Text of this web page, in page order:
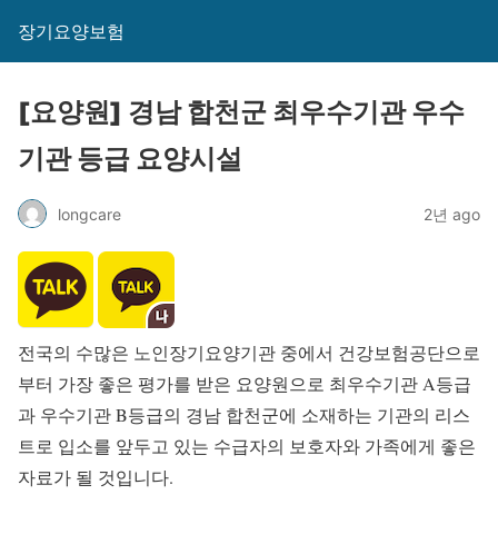
장기요양보험
[요양원] 경남 합천군 최우수기관 우수
기관 등급 요양시설
longcare 2년 ago
전국의 수많은 노인장기요양기관 중에서 건강보험공단으로
부터 가장 좋은 평가를 받은 요양원으로 최우수기관 A등급
과 우수기관 B등급의 경남 합천군에 소재하는 기관의 리스
트로 입소를 앞두고 있는 수급자의 보호자와 가족에게 좋은
자료가 될 것입니다.